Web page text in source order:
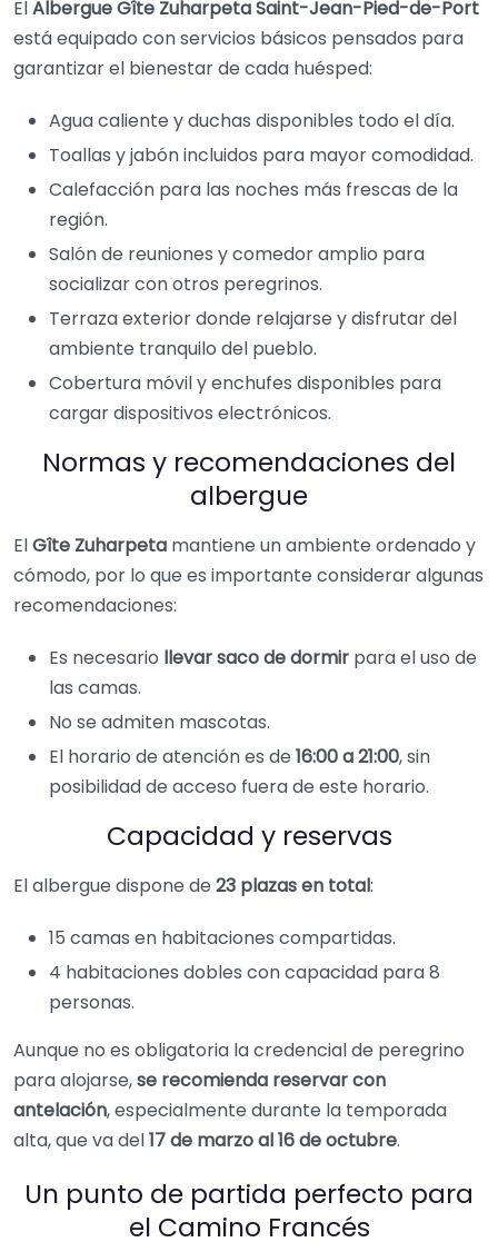
ElAlbergue Gîte Zuharpeta Saint-Jean-Pied-de-Port
está equipado con servicios básicos pensados para
garantizar el bienestar de cada huésped:
Agua caliente y duchas disponibles todo el día.
Toallas y jabón incluidos para mayor comodidad.
Calefacción para las noches más frescas de la
región.
Salón de reuniones y comedor amplio para
socializar con otros peregrinos.
Terraza exterior donde relajarse y disfrutar del
ambiente tranquilo del pueblo.
Cobertura móvil y enchufes disponibles para
cargar dispositivos electrónicos.
Normas y recomendaciones del
albergue
ElGîte Zuharpeta mantiene un ambiente ordenado y
cómodo, por lo que es importante considerar algunas
recomendaciones:
Es necesario llevar saco de dormir para el uso de
las camas.
No se admiten mascotas.
El horario de atención es de 16:00 a 21:00, sin
posibilidad de acceso fuera de este horario.
Capacidad y reservas
El albergue dispone de 23 plazas en total:
15 camas en habitaciones compartidas.
4 habitaciones dobles con capacidad para 8
personas.
Aunque no es obligatoria la credencial de peregrino
para alojarse,se recomienda reservar con
antelación, especialmente durante la temporada
alta, que va del17 de marzo al 16 de octubre.
Un punto de partida perfecto para
el Camino Francés